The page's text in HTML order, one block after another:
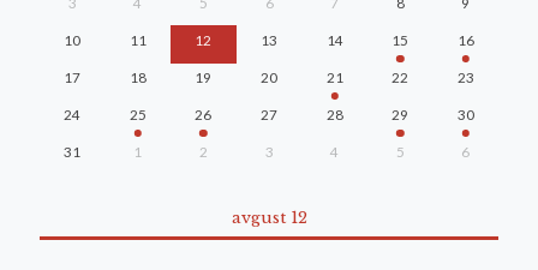
10 11 12 13 14 15 16
17 18 19 20 21 22 23
24 25 26 27 28 29 30
31 1 2 3 4 5 6
avgust 12